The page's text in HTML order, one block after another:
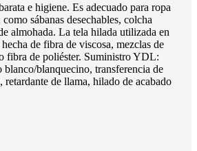
e higiene. Es adecuado para ropa
sábanas desechables, colcha
almohada. La tela hilada utilizada en
de fibra de viscosa, mezclas de
fibra de poliéster. Suministro YDL:
blanco/blanquecino, transferencia de
de llama, hilado de acabado